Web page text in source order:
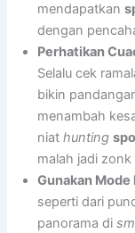
mendapatkan
dengan
Perhatikan
Selalu cek
bikin
menambah
niathunting
malah jadi
Gunakan Mode
seperti dari
panorama di